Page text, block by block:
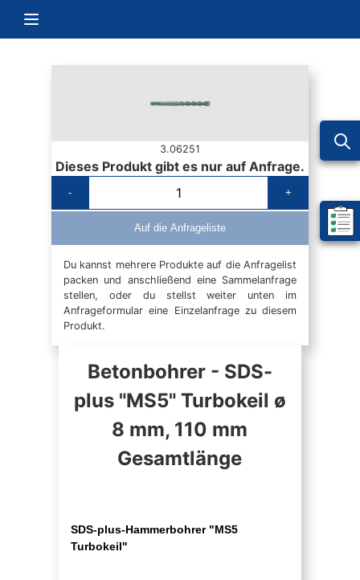
Navigation umschalten
Mein
3.06251
Dieses Produkt gibt es nur auf Anfrage.
- +
Auf die Anfrageliste
Du kannst mehrere Produkte auf die Anfragelist
packen und anschließend eine Sammelanfrage
stellen, oder du stellst weiter unten im
Anfrageformular eine Einzelanfrage zu diesem
Produkt.
Betonbohrer - SDS-
plus "MS5" Turbokeil ø
8 mm, 110 mm
Gesamtlänge
SDS-plus-Hammerbohrer "MS5
Turbokeil"